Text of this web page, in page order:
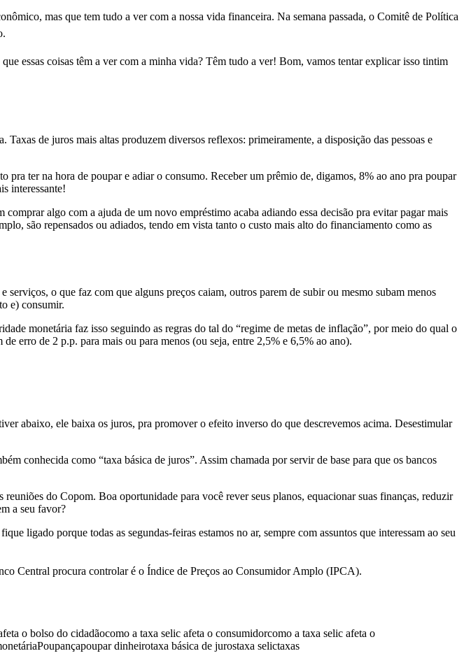
mas que tem tudo a ver com a nossa vida financeira. Na semana passada, o Comitê de Política
essas coisas têm a ver com a minha vida? Têm tudo a ver! Bom, vamos tentar explicar isso tintim
de juros mais altas produzem diversos reflexos: primeiramente, a disposição das pessoas e
pra ter na hora de poupar e adiar o consumo. Receber um prêmio de, digamos, 8% ao ano pra poupar
interessante!
algo com a ajuda de um novo empréstimo acaba adiando essa decisão pra evitar pagar mais
são repensados ou adiados, tendo em vista tanto o custo mais alto do financiamento como as
o que faz com que alguns preços caiam, outros parem de subir ou mesmo subam menos
e) consumir.
monetária faz isso seguindo as regras do tal do “regime de metas de inflação”, por meio do qual o
erro de 2 p.p. para mais ou para menos (ou seja, entre 2,5% e 6,5% ao ano).
abaixo, ele baixa os juros, pra promover o efeito inverso do que descrevemos acima. Desestimular
conhecida como “taxa básica de juros”. Assim chamada por servir de base para que os bancos
do Copom. Boa oportunidade para você rever seus planos, equacionar suas finanças, reduzir
a seu favor?
ligado porque todas as segundas-feiras estamos no ar, sempre com assuntos que interessam ao seu
Central procura controlar é o Índice de Preços ao Consumidor Amplo (IPCA).
o bolso do cidadãocomo a taxa selic afeta o consumidorcomo a taxa selic afeta o
Poupançapoupar dinheirotaxa básica de jurostaxa selictaxas